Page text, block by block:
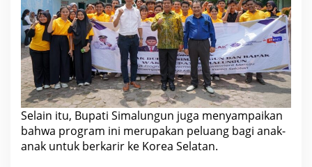
Selain itu, Bupati Simalungun juga menyampaikan
bahwa program ini merupakan peluang bagi anak-
anak untuk berkarir ke Korea Selatan.